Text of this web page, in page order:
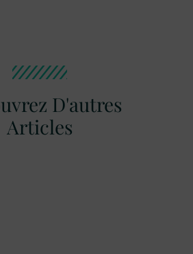
D'autres
Articles